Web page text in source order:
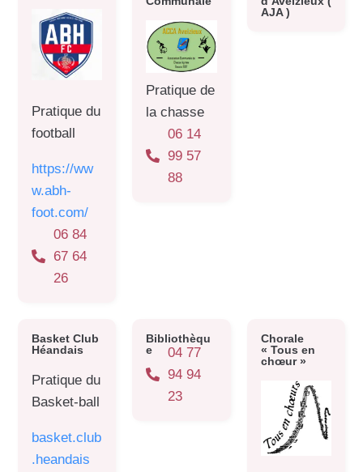
Pratique du
football
https://ww
w.abh-
foot.com/
06 84
67 64
26
Pratique de
la chasse
06 14
99 57
88
AJA )
Basket Club
Héandais
Pratique du
Basket-ball
basket.club
.heandais
Bibliothèqu
e
04 77
94 94
23
Chorale
« Tous en
chœur »